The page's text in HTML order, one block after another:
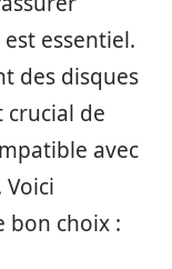
essentiel.
des disques
crucial de
avec
Voici
bon choix :